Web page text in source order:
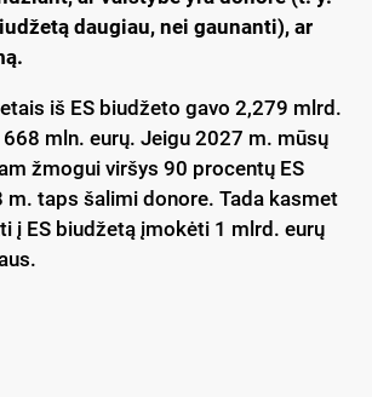
daugiau, nei gaunanti), ar
iš ES biudžeto gavo 2,279 mlrd.
mln. eurų. Jeigu 2027 m. mūsų
žmogui viršys 90 procentų ES
m. taps šalimi donore. Tada kasmet
į ES biudžetą įmokėti 1 mlrd. eurų